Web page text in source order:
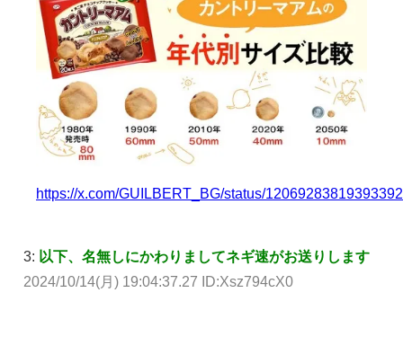
https://x.com/GUILBERT_BG/status/
3: 以下、名無しにかわりましてネギ速がお送りします
2024/10/14(月) 19:04:37.27 ID:Xsz794cX0